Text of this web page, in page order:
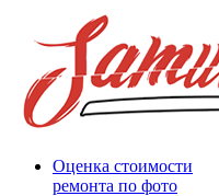
Оценка стоимости
ремонта по фото